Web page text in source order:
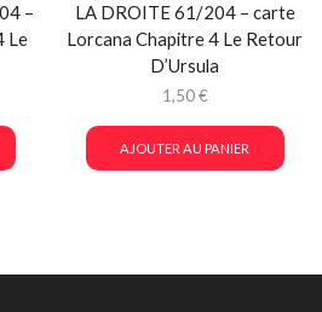
–
Le
LA DROITE 61/204 – carte
Lorcana Chapitre 4 Le Retour
D’Ursula
1,50€
AJOUTER AU PANIER